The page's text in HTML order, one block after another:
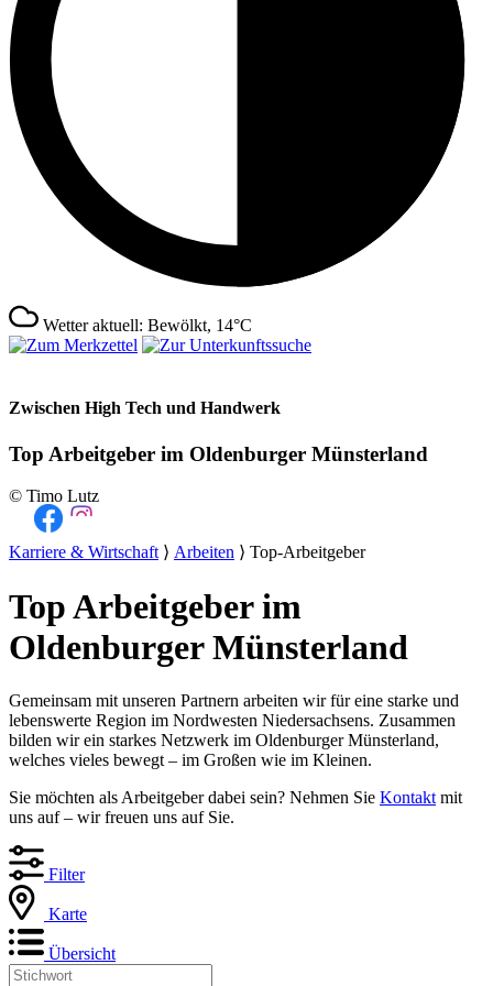
Wetter aktuell: Bewölkt, 14°C
Zwischen High Tech und Handwerk
Top Arbeitgeber im Oldenburger Münsterland
© Timo Lutz
Karriere & Wirtschaft⟩ Arbeiten ⟩ Top-Arbeitgeber
Top Arbeitgeber im
Oldenburger Münsterland
Gemeinsam mit unseren Partnern arbeiten wir für eine starke und
lebenswerte Region im Nordwesten Niedersachsens. Zusammen
bilden wir ein starkes Netzwerk im Oldenburger Münsterland,
welches vieles bewegt – im Großen wie im Kleinen.
Sie möchten als Arbeitgeber dabei sein? Nehmen Sie Kontakt mit
uns auf – wir freuen uns auf Sie.
Filter
Karte
Übersicht